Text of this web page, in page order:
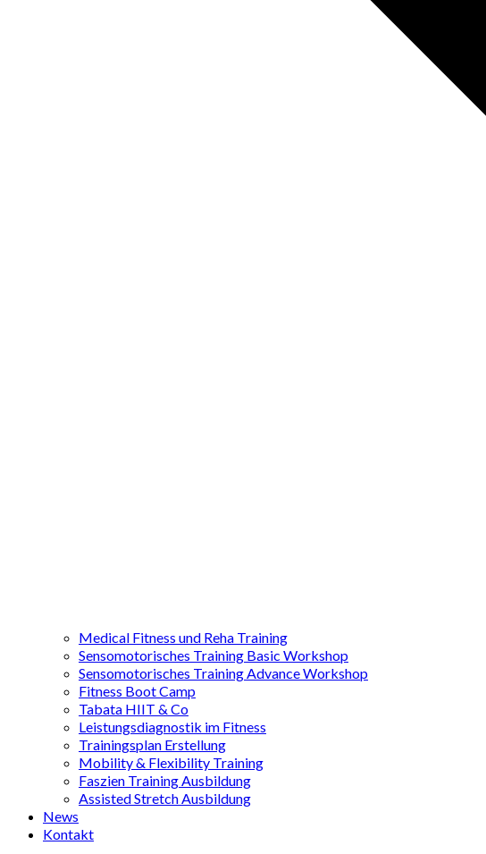
Medical Fitness und Reha Training
Sensomotorisches Training Basic Workshop
Sensomotorisches Training Advance Workshop
Fitness Boot Camp
Tabata HIIT & Co
Leistungsdiagnostik im Fitness
Trainingsplan Erstellung
Mobility & Flexibility Training
Faszien Training Ausbildung
Assisted Stretch Ausbildung
News
Kontakt